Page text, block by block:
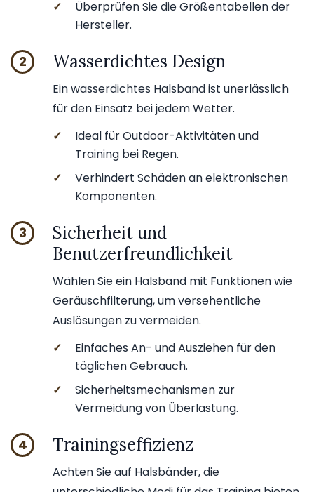
✓
Überprüfen Sie die Größentabellen der
Hersteller.
2 Wasserdichtes Design
Ein wasserdichtes Halsband ist unerlässlich
für den Einsatz bei jedem Wetter.
✓
Ideal für Outdoor-Aktivitäten und
Training bei Regen.
✓
Verhindert Schäden an elektronischen
Komponenten.
3
Sicherheit und
Benutzerfreundlichkeit
Wählen Sie ein Halsband mit Funktionen wie
Geräuschfilterung, um versehentliche
Auslösungen zu vermeiden.
✓
Einfaches An- und Ausziehen für den
täglichen Gebrauch.
✓
Sicherheitsmechanismen zur
Vermeidung von Überlastung.
4 Trainingseffizienz
Achten Sie auf Halsbänder, die